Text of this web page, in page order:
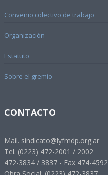
Convenio colectivo de trabajo
Organización
Estatuto
Sobre el gremio
CONTACTO
Mail. sindicato@lyfmdp.org.ar
Tel. (0223) 472-2001 / 2002
472-3834 / 3837 - Fax 474-4592